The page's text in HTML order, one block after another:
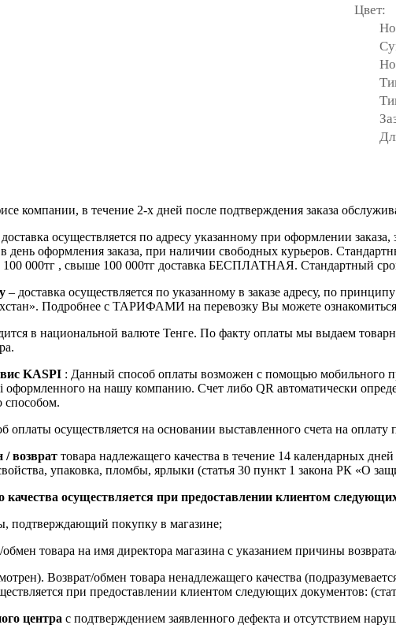
Цвет:
Тип
Тип
компании, в течение 2-х дней после подтверждения заказа
осуществляется по адресу указанному при оформлении
день оформления заказа, при наличии свободных курьеров.
100 000тг , свыше 100 000тг доставка БЕСПЛАТНАЯ. Стандартный
– доставка осуществляется по указанному в заказе адресу, по
Подробнее с ТАРИФАМИ на перевозку Вы можете
в национальной валюте Тенге. По факту оплаты мы выдаем
KASPI : Данный способ оплаты возможен с помощью
оформленного на нашу компанию. Счет либо QR автоматически
способом.
оплаты осуществляется на основании выставленного счета на оплату
возврат товара надлежащего качества в течение 14 календарных
упаковка, пломбы, ярлыки (статья 30 пункт 1 закона РК «О
осуществляется при предоставлении клиентом
подтверждающий покупку в магазине;
обмен товара на имя директора магазина с указанием причины
Возврат/обмен товара ненадлежащего качества
при предоставлении клиентом следующих документов:
центра с подтверждением заявленного дефекта и отсутствием